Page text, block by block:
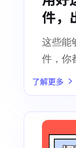
件，
挂”
这些能
件，你
了解更多